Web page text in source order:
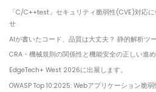
「C/C++test」セキュリティ脆弱性(CVE)対応
せ
AIが書いたコード、品質は大丈夫？ 静的解析ツ
CRA・機械規則の関係性と機能安全の正しい進
EdgeTech+ West 2026に出展します。
OWASP Top 10:2025: Webアプリケーション脆